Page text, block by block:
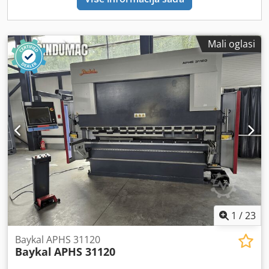
Prijenosna CNC upravljačka ploča • Radni žlijeb:
Automatski sustav za vađenje izrezanih dijelova • Mobilna
Svjetlosne barijere Prednosti stroja Tehničke prednosti
stroja • Ce sukladnost • Maksimalna debljina lima: 6,4 mm •
Maksimalna brzina bušenja: 1 mm grickalica: 900
udaraca/min 25 mm grickalica: 580 udaraca/min •
Maksimalni promjer bušenja (za debljinu 6,4 mm): 25 mm •
Broj stezaljki: 3 Dedpfx Aszbiybjliskr • Stolovi: pomični po y
osi • Visina stola: 980 mm • Pomični stol: 1300 × 5200 mm s
kugličnim prijenosima Dodatne informacije Stroj je u
izvrsnom stanju, radio je samo nekoliko sati i kao nov je.
Upravljačka jedinica: Bosch MTX Operativni sustav:
Windows Tvrdi disk: 150 GB CPU: 2 GHz RAM: 2 GB Prijenos
podataka: USB memorija Zaslon: 12" TFT LCD zaslon u boji
Osi kretanja: 6 (X, Y, Z, C1, C2, T) Brzine osi: X: 100 m/min Y:
80 m/min X + Y kombinirano: 128 m/min Rotacija C1 / C2:
300 rotacija/min T os: 20 rotacija/min Premještanje:
0,04 mm CAM softver za gniježđenje: Lantek Rotacija alata
revolvera: Podrška za indeksirane višenamjenske alate:
Mali oglasi
1 /23
Baykal APHS 31120
Baykal APHS 31120